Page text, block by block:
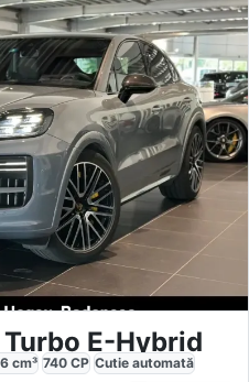
E-Hybrid
cm³ 740 CP Cutie automată